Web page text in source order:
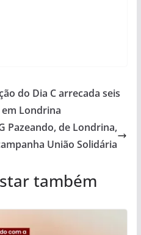
do Dia C arrecada seis
Londrina
Pazeando, de Londrina,
União Solidária
também